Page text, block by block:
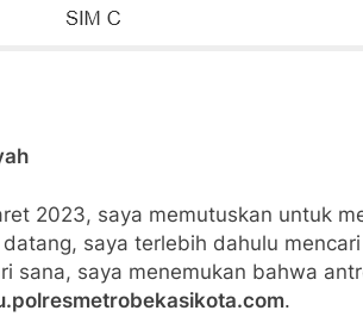
2023, saya memutuskan untuk
saya terlebih dahulu
sana, saya menemukan bahwa
.